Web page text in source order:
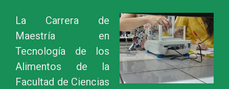
La Carrera de
Maestría en
Tecnología de los
Alimentos de la
Facultad de Ciencias